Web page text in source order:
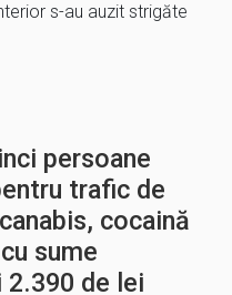
s-au auzit strigăte
persoane
trafic de
cocaină
sume
2.390 de lei